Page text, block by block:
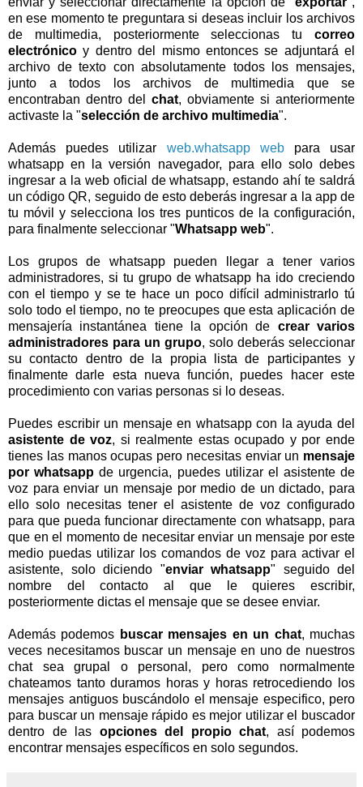
en ese momento te preguntara si deseas incluir los archivos
de multimedia, posteriormente seleccionas tu correo
electrónico y dentro del mismo entonces se adjuntará el
archivo de texto con absolutamente todos los mensajes,
junto a todos los archivos de multimedia que se
encontraban dentro del chat, obviamente si anteriormente
activaste la "selección de archivo multimedia".
Además puedes utilizar web.whatsapp web
para usar
whatsapp en la versión navegador, para ello solo debes
ingresar a la web oficial de whatsapp, estando ahí te saldrá
un código QR, seguido de esto deberás ingresar a la app de
tu móvil y selecciona los tres punticos de la configuración,
para finalmente seleccionar "Whatsapp web".
Los grupos de whatsapp pueden llegar a tener varios
administradores, si tu grupo de whatsapp ha ido creciendo
con el tiempo y se te hace un poco difícil administrarlo tú
solo todo el tiempo, no te preocupes que esta aplicación de
mensajería instantánea tiene la opción de crear varios
administradores para un grupo, solo deberás seleccionar
su contacto dentro de la propia lista de participantes y
finalmente darle esta nueva función, puedes hacer este
procedimiento con varias personas si lo deseas.
Puedes escribir un mensaje en whatsapp con la ayuda del
asistente de voz, si realmente estas ocupado y por ende
tienes las manos ocupas pero necesitas enviar un mensaje
por whatsapp de urgencia, puedes utilizar el asistente de
voz para enviar un mensaje por medio de un dictado, para
ello solo necesitas tener el asistente de voz configurado
para que pueda funcionar directamente con whatsapp, para
que en el momento de necesitar enviar un mensaje por este
medio puedas utilizar los comandos de voz para activar el
asistente, solo diciendo "enviar whatsapp" seguido del
nombre del contacto al que le quieres escribir,
posteriormente dictas el mensaje que se desee enviar.
Además podemos buscar mensajes en un chat, muchas
veces necesitamos buscar un mensaje en uno de nuestros
chat sea grupal o personal, pero como normalmente
chateamos tanto duramos horas y horas retrocediendo los
mensajes antiguos buscándolo el mensaje especifico, pero
para buscar un mensaje rápido es mejor utilizar el buscador
dentro de las opciones del propio chat, así podemos
encontrar mensajes específicos en solo segundos.